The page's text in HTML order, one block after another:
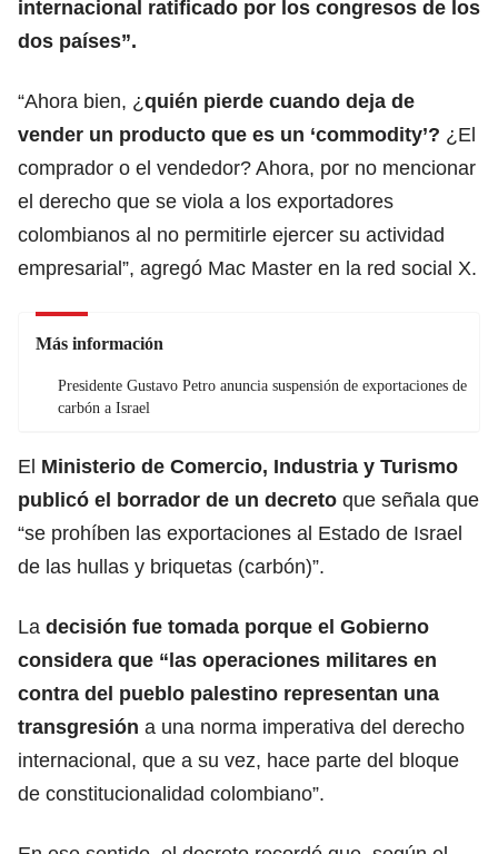
internacional ratificado por los congresos de los
dos países”.
“Ahora bien, ¿ quién pierde cuando deja de
vender un producto que es un ‘commodity’? ¿El
comprador o el vendedor? Ahora, por no mencionar
el derecho que se viola a los exportadores
colombianos al no permitirle ejercer su actividad
empresarial”, agregó Mac Master en la red social X.
Más información
Presidente Gustavo Petro anuncia suspensión de exportaciones de
carbón a Israel
El Ministerio de Comercio, Industria y Turismo
publicó el borrador de un decreto que señala que
“se prohíben las exportaciones al Estado de Israel
de las hullas y briquetas (carbón)”.
La decisión fue tomada porque el Gobierno
considera que “las operaciones militares en
contra del pueblo palestino representan una
transgresión a una norma imperativa del derecho
internacional, que a su vez, hace parte del bloque
de constitucionalidad colombiano”.